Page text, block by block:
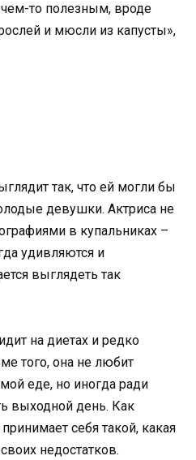
то полезным, вроде
и мюсли из капусты»,
так, что ей могли бы
девушки. Актриса не
в купальниках –
удивляются и
выглядеть так
на диетах и ​​редко
того, она не любит
еде, но иногда ради
выходной день. Как
себя такой, какая
недостатков.